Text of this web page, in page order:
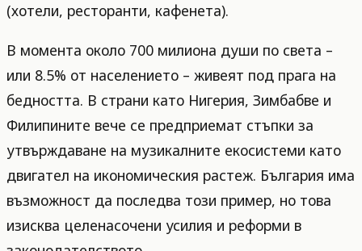
(хотели, ресторанти, кафенета).
В момента около 700 милиона души по света –
или 8.5% от населението – живеят под прага на
бедността. В страни като Нигерия, Зимбабве и
Филипините вече се предприемат стъпки за
утвърждаване на музикалните екосистеми като
двигател на икономическия растеж. България има
възможност да последва този пример, но това
изисква целенасочени усилия и реформи в